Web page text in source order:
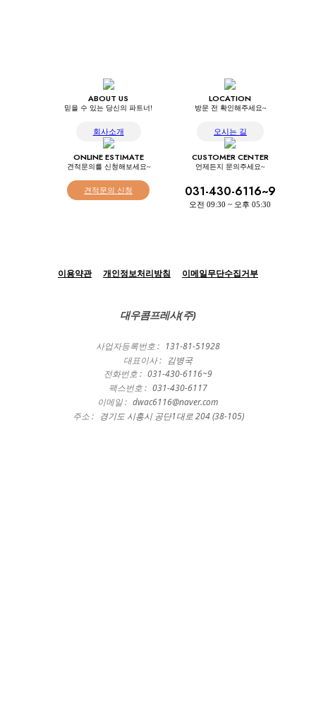
ABOUT US
믿을 수 있는 당신의 파트너!
회사소개
LOCATION
방문 전 확인해주세요~
오시는 길
ONLINE ESTIMATE
견적문의를 신청해보세요~
견적문의 신청
CUSTOMER CENTER
언제든지 문의주세요~
031-430-6116~9
오전 09:30 ~ 오후 05:30
이용약관 개인정보처리방침 이메일무단수집거부
대우콤프레샤(주)
사업자등록번호 : 131-81-51928
대표이사 : 김병국
전화번호 : 031-430-6116~9
팩스번호 : 031-430-6117
이메일 : dwac6116@naver.com
주소 :
경기도 시흥시 공단1대로 204 (38-105)